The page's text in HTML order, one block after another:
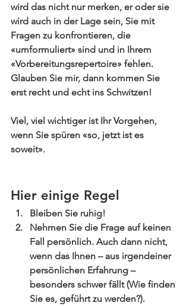
wird das nicht nur merken, er oder sie
wird auch in der Lage sein, Sie mit
Fragen zu konfrontieren, die
«umformuliert» sind und in Ihrem
«Vorbereitungsrepertoire» fehlen.
Glauben Sie mir, dann kommen Sie
erst recht und echt ins Schwitzen!
Viel, viel wichtiger ist Ihr Vorgehen,
wenn Sie spüren «so, jetzt ist es
soweit».
Hier einige Regel
Bleiben Sie ruhig!
Nehmen Sie die Frage auf keinen
Fall persönlich. Auch dann nicht,
wenn das Ihnen – aus irgendeiner
persönlichen Erfahrung –
besonders schwer fällt (Wie finden
Sie es, geführt zu werden?).